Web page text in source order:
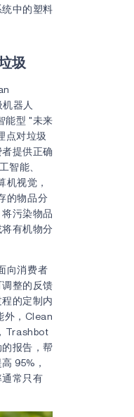
中的塑料
圾
器人
能型 "未来
点对垃圾
提供正确
智能、
机视觉，
的物品分
污染物品
有机物分
向消费者
整的反馈
的定制内
外，Clean
Trashbot
报告，帮
95%，
常只有